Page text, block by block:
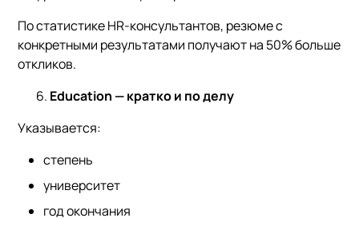
По статистике HR-консультантов, резюме с
конкретными результатами получают на 50% больше
откликов.
Education — кратко и по делу
Указывается:
степень
университет
год окончания